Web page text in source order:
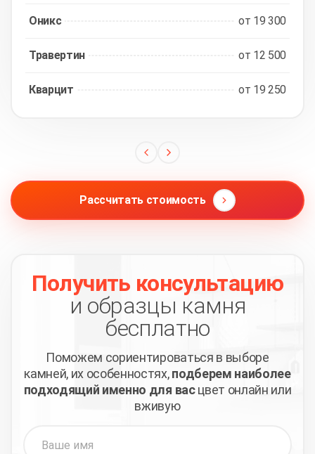
Оникс от 19 300
Травертин от 12 500
Кварцит от 19 250
Рассчитать стоимость
Получить консультацию
и образцы камня
бесплатно
Поможем сориентироваться в выборе
камней, их особенностях,подберем наиболее
подходящий именно для васцвет онлайн или
вживую